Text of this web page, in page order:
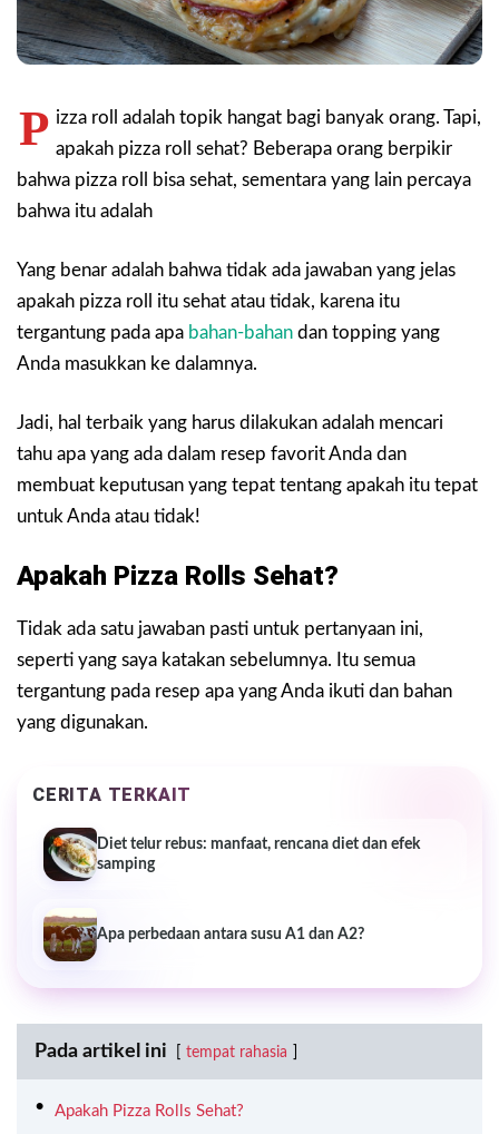
P izza roll adalah topik hangat bagi banyak orang. Tapi,
apakah pizza roll sehat? Beberapa orang berpikir
bahwa pizza roll bisa sehat, sementara yang lain percaya
bahwa itu adalah
Yang benar adalah bahwa tidak ada jawaban yang jelas
apakah pizza roll itu sehat atau tidak, karena itu
tergantung pada apa bahan-bahan dan topping yang
Anda masukkan ke dalamnya.
Jadi, hal terbaik yang harus dilakukan adalah mencari
tahu apa yang ada dalam resep favorit Anda dan
membuat keputusan yang tepat tentang apakah itu tepat
untuk Anda atau tidak!
Apakah Pizza Rolls Sehat?
Tidak ada satu jawaban pasti untuk pertanyaan ini,
seperti yang saya katakan sebelumnya. Itu semua
tergantung pada resep apa yang Anda ikuti dan bahan
yang digunakan.
CERITA TERKAIT
Diet telur rebus: manfaat, rencana diet dan efek
samping
Apa perbedaan antara susu A1 dan A2?
Pada artikel ini tempat rahasia
Apakah Pizza Rolls Sehat?